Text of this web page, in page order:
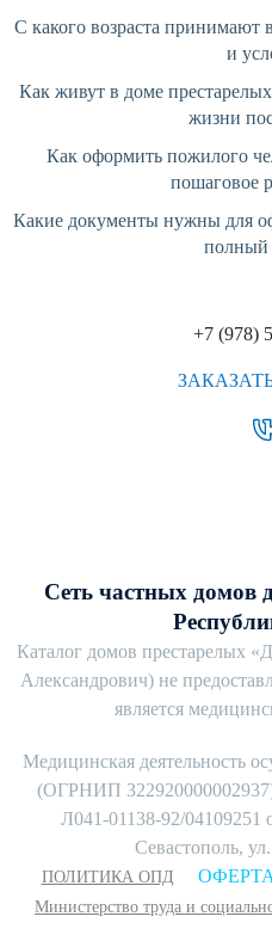
С какого возраста принимают
и
Как живут в доме
жизни
Как оформить пожилого
пошаговое
Какие документы нужны для
полный
+7 (978)
Сеть частных домов
Каталог домов престарелых
Александрович) не
является
Медицинская деятельность
(ОГРНИП
Л041-01138-92/04109251
Севастополь,
ПОЛИТИКА ОПД
Министерство труда и